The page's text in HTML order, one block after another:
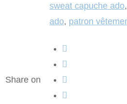
sweat capuche ado,
ado, patron
Share on